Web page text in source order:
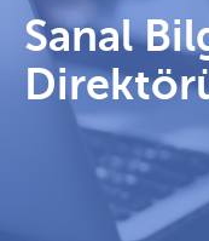
Sanal